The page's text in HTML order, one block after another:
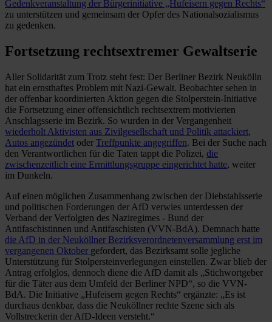
Gedenkveranstaltung der Bürgerinitiative „Hufeisern gegen Rechts“
zu unterstützen und gemeinsam der Opfer des Nationalsozialismus
zu gedenken.
Fortsetzung rechtsextremer Gewaltserie
Aller Solidarität zum Trotz steht fest: Der Berliner Bezirk Neukölln
hat ein ernsthaftes Problem mit Nazi-Gewalt. Beobachter sehen in
der offenbar koordinierten Aktion gegen die Stolperstein-Initiative
die Fortsetzung einer offensichtlich rechtsextrem motivierten
Anschlagsserie im Bezirk. So wurden in der Vergangenheit
wiederholt Aktivisten aus Zivilgesellschaft und Politik attackiert,
Autos angezündet oder Treffpunkte angegriffen. Bei der Suche nach
den Verantwortlichen für die Taten tappt die Polizei, die
zwischenzeitlich eine Ermittlungsgruppe eingerichtet hatte, weiter
im Dunkeln.
Auf einen möglichen Zusammenhang zwischen der Diebstahlsserie
und politischen Forderungen der AfD verwies unterdessen der
Verband der Verfolgten des Naziregimes - Bund der
Antifaschistinnen und Antifaschisten (VVN-BdA). Demnach hatte
die AfD in der Neuköllner Bezirksverordnetenversammlung erst im
vergangenen Oktober gefordert, das Bezirksamt solle jegliche
Unterstützung für Stolpersteinverlegungen einstellen. Zwar blieb der
Antrag erfolglos, dennoch diene die AfD damit als „Stichwortgeber
für die Täter aus dem Umfeld der Berliner NPD“, so die VVN-
BdA. Die Initiative „Hufeisern gegen Rechts“ ergänzte: „Es ist
durchaus denkbar, dass die Neuköllner rechte Szene sich als
Vollstreckerin der AfD-Ideen versteht.“